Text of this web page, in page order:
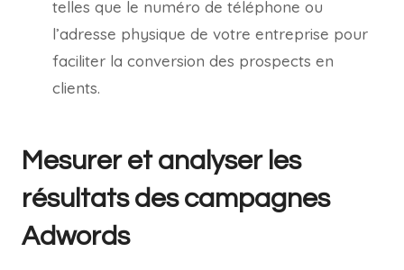
telles que le numéro de téléphone ou
l’adresse physique de votre entreprise pour
faciliter la conversion des prospects en
clients.
Mesurer et analyser les
résultats des campagnes
Adwords